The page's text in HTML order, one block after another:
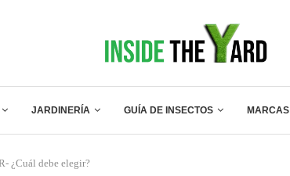
JARDINERÍA GUÍA DE INSECTOS MARCAS
¿Cuál debe elegir?